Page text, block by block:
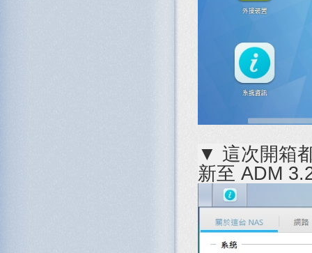
▼ 這次開箱
新至 ADM